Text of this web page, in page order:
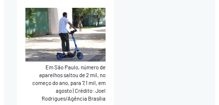
Em São Paulo, número de
aparelhos saltou de 2 mil, no
começo do ano, para 7,1 mil, em
agosto|Crédito: Joel
Rodrigues/Agência Brasília